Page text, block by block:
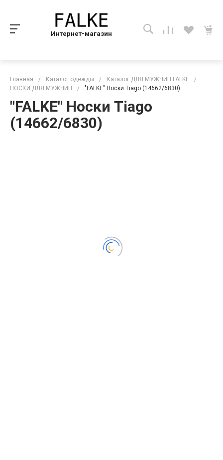
Интернет-магазин
Главная / Каталог одежды / Каталог ДЛЯ МУЖЧИН FALKE
/
НОСКИ ДЛЯ МУЖЧИН
/ "FALKE" Носки Tiago (14662/6830)
"FALKE" Носки Tiago
(14662/6830)